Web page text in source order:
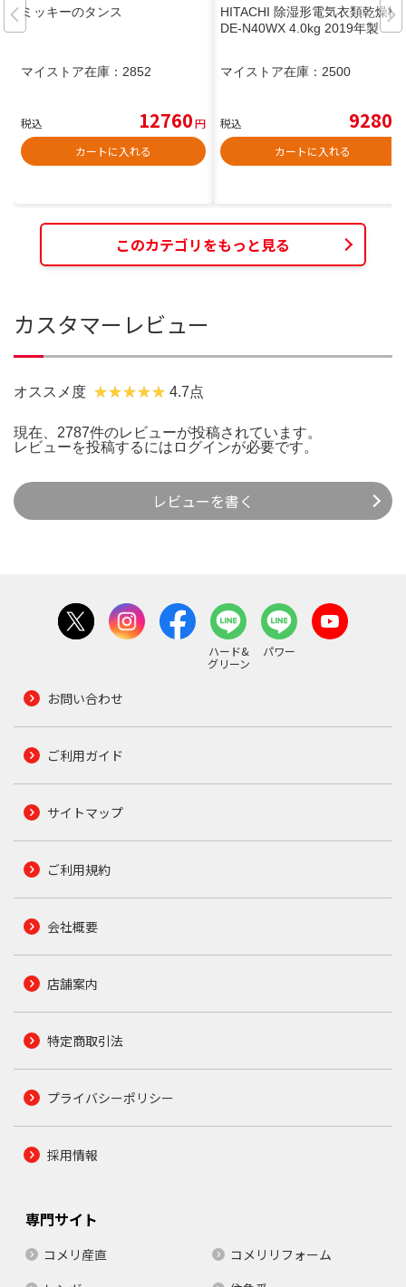
ミッキーのタンス
マイストア在庫： 2852
税込 12760円
カートに入れる
HITACHI 除湿形電気衣類乾燥機
DE-N40WX 4.0kg 2019年製
マイストア在庫： 2500
税込 9280
カートに入れる
このカテゴリをもっと見る
カスタマーレビュー
オススメ度 4.7点
現在、2787件のレビューが投稿されています。
レビューを投稿するには ログインが必要です。
レビューを書く
ハード&
グリーン
パワー
お問い合わせ
ご利用ガイド
サイトマップ
ご利用規約
会社概要
店舗案内
特定商取引法
プライバシーポリシー
採用情報
専門サイト
コメリ産直
コメリリフォーム